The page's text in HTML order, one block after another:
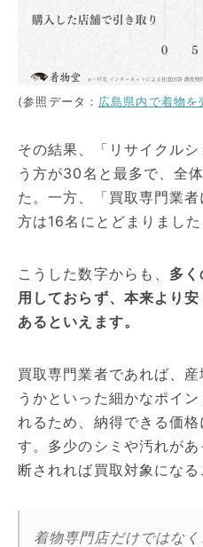
(参照データ： 広島県内で着物を
その結果、「リサイクル
う方が30名と最多で、全
た。一方、「買取専門業
方は16名にとどまりました
こうした数字からも、 多
用しておらず、本来より
あるといえます。
買取専門業者であれば、
うかといった細かなポイ
れるため、納得できる価
す。多少のシミや汚れが
断されれば買取対象になる
着物専門店だけではな